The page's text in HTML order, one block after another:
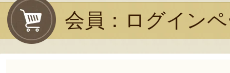
会員：ログイン